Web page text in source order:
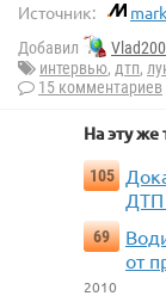
Источник:
Добавил
интервью, дтп,
15 комментариев
На эту же
105
ДТП
69
от
2010